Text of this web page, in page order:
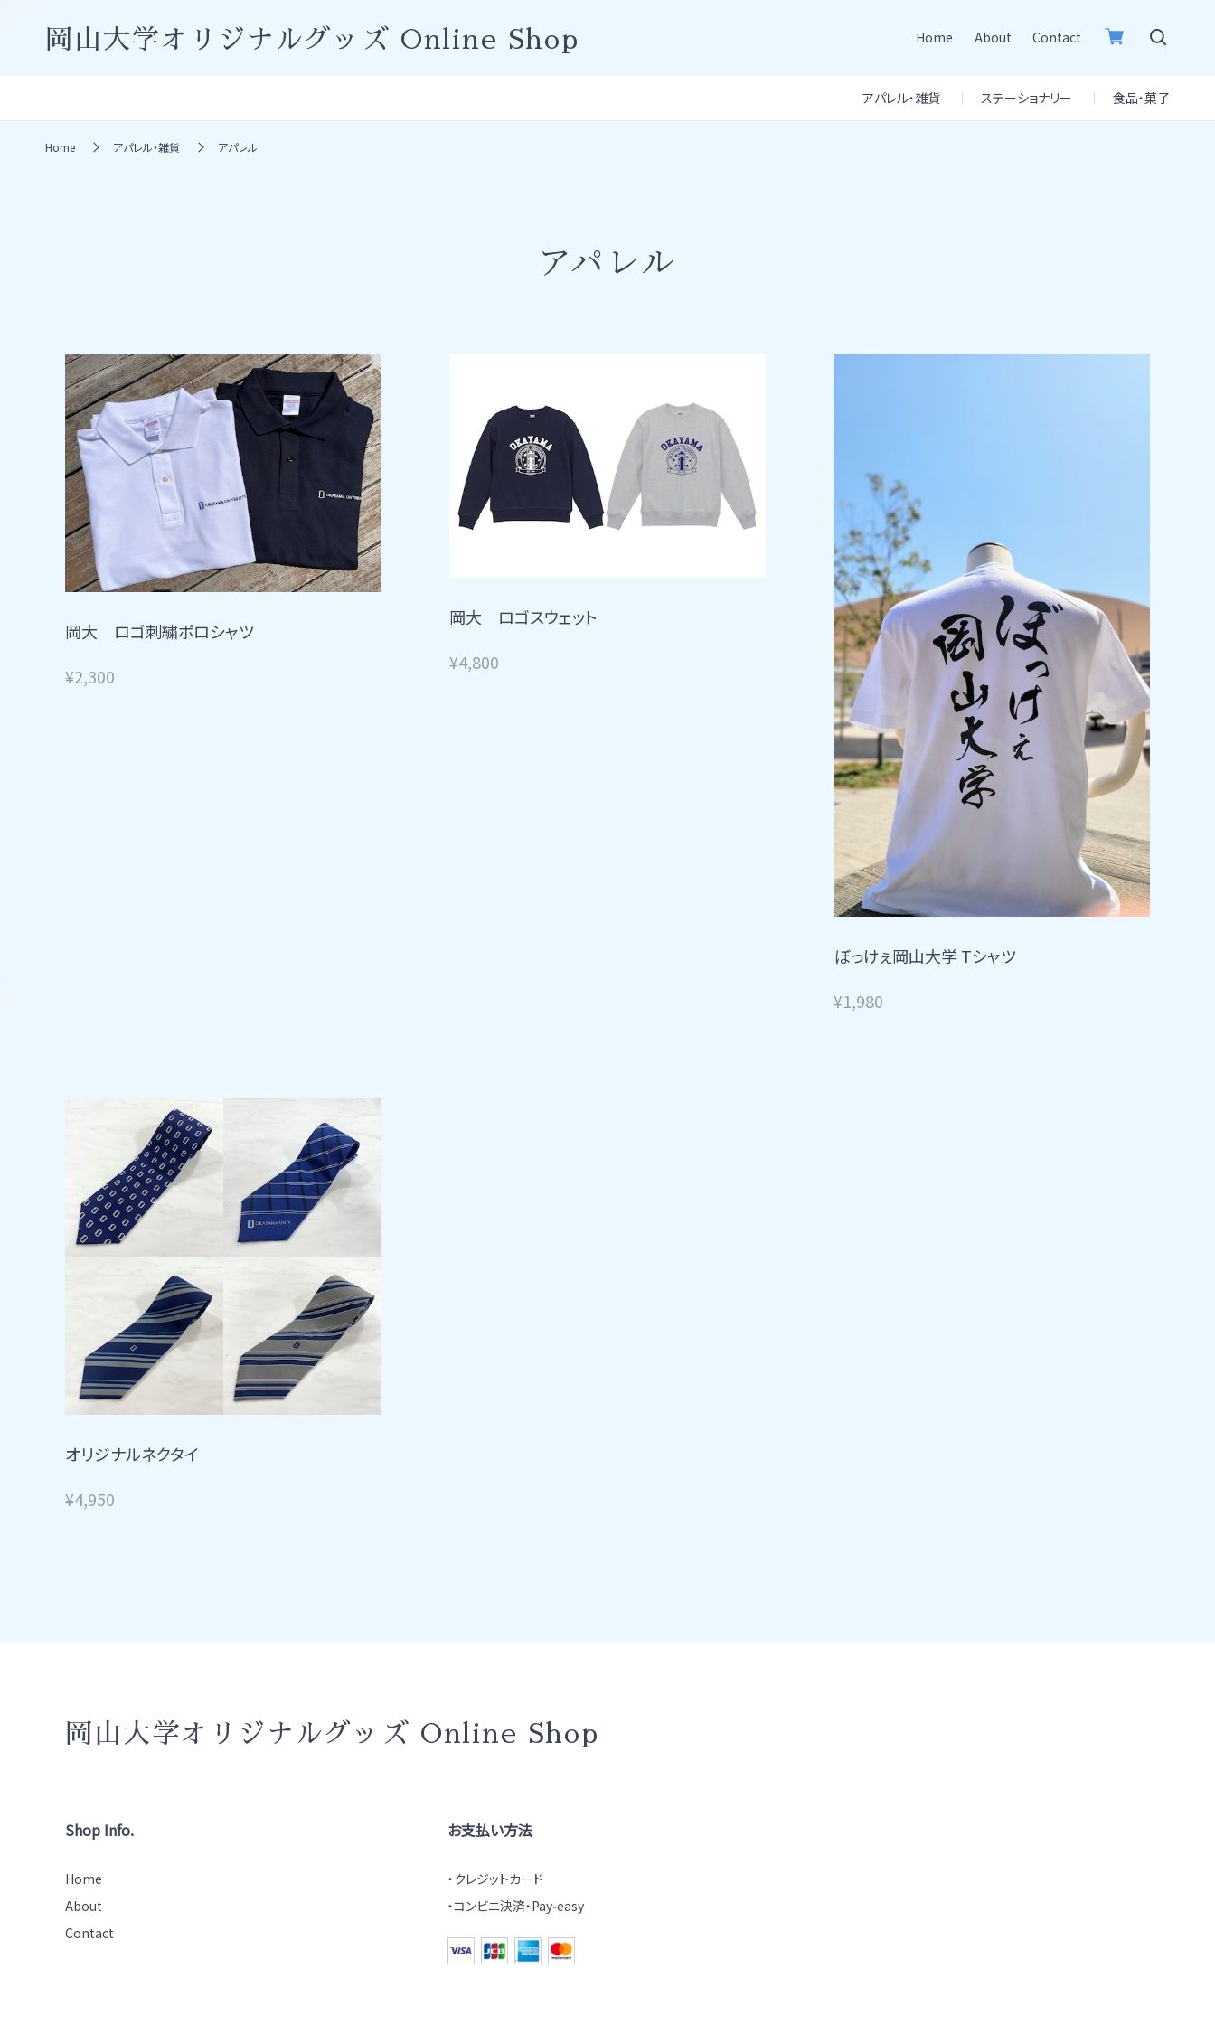
岡山大学オリジナルグッズ Online Shop Home About Contact
アパレル・雑貨 ステーショナリー 食品・菓子
Home アパレル・雑貨 アパレル
アパレル
岡大 ロゴ刺繍ポロシャツ
¥2,300
岡大 ロゴスウェット
¥4,800
ぼっけぇ岡山大学 Tシャツ
¥1,980
オリジナルネクタイ
¥4,950
岡山大学オリジナルグッズ Online Shop
Shop Info.
Home
About
Contact
お支払い方法
クレジットカード
コンビニ決済・Pay‑easy